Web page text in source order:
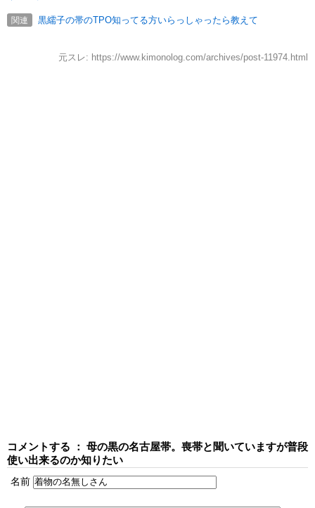
関連 黒繻子の帯のTPO知ってる方いらっしゃったら教えて
元スレ: https://www.kimonolog.com/archives/post-11974.html
コメントする ： 母の黒の名古屋帯。喪帯と聞いていますが普段
使い出来るのか知りたい
名前